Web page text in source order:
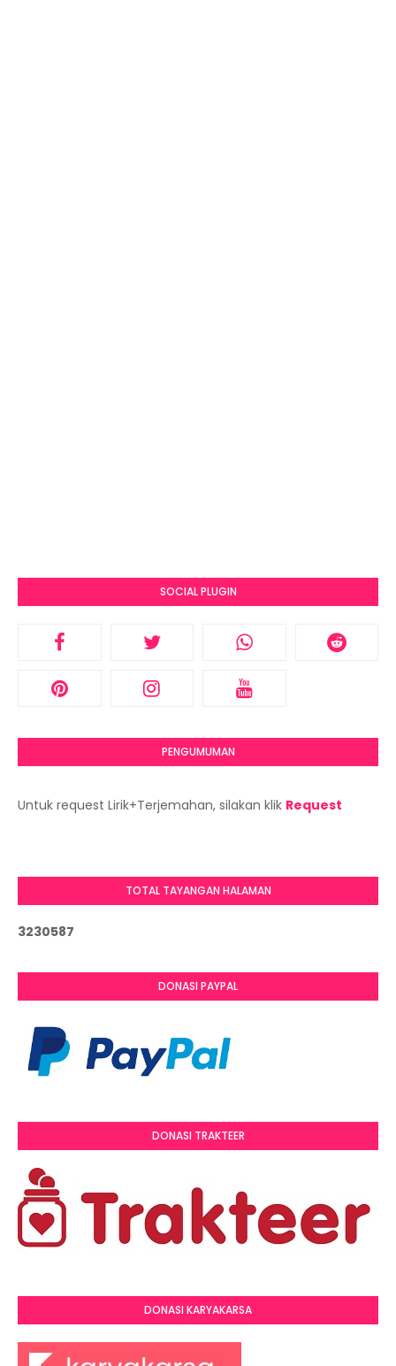
SOCIAL PLUGIN
PENGUMUMAN
Untuk request Lirik+Terjemahan, silakan klik Request
TOTAL TAYANGAN HALAMAN
3230587
DONASI PAYPAL
DONASI TRAKTEER
DONASI KARYAKARSA